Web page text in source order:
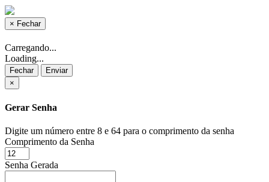
× Fechar
Carregando...
Loading...
Fechar
Enviar
×
Gerar Senha
Digite um número entre 8 e 64 para o comprimento da senha
Comprimento da Senha
Senha Gerada